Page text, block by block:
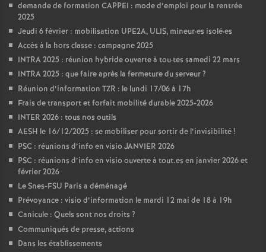
demande de formation CAPPEI : mode d’emploi pour la rentrée
2025
Jeudi 6 février : mobilisation UPE2A, ULIS, mineur·es isolé·es
Accès à la hors classe : campagne 2025
INTRA 2025 : réunion hybride ouverte à tou·tes samedi 22 mars
INTRA 2025 : que faire après la fermeture du serveur?
Réunion d’information TZR : le lundi 17/06 à 17h
Frais de transport et forfait mobilité durable 2025-2026
INTER 2026 : tous nos outils
AESH le 16/12/2025 : se mobiliser pour sortir de l’invisibilité!
PSC : réunions d’info en visio JANVIER 2026
PSC : réunions d’info en visio ouverte à tout.es en janvier 2026 et
février 2026
Le Snes-FSU Paris a déménagé
Prévoyance : visio d’information le mardi 12 mai de 18 à 19h
Canicule : Quels sont nos droits ?
Communiqués de presse, actions
Dans les établissements